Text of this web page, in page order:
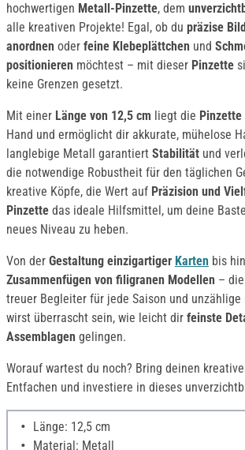
hochwertigen Metall-Pinzette, dem
alle kreativen Projekte! Egal, ob du präzise
anordnen oder feine Klebeplättchen und
positionieren möchtest – mit dieser Pinzette
keine Grenzen gesetzt.
Mit einer Länge von 12,5 cm liegt die Pinzette
Hand und ermöglicht dir akkurate, mühelose
langlebige Metall garantiert Stabilität und
die notwendige Robustheit für den täglichen
kreative Köpfe, die Wert auf Präzision und
Pinzette das ideale Hilfsmittel, um deine
neues Niveau zu heben.
Von der Gestaltung einzigartiger Karten bis
Zusammenfügen von filigranen Modellen – die
treuer Begleiter für jede Saison und unzählige
wirst überrascht sein, wie leicht dir feinste
Assemblagen gelingen.
Worauf wartest du noch? Bring deinen
Entfachen und investiere in dieses
Länge: 12,5 cm
Material: Metall